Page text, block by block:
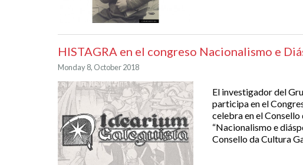
HISTAGRA en el congreso Nacionalismo e
Monday 8, October 2018
El investigador del
participa en el
celebra en el
“Nacionalismo e
Consello da Cultura